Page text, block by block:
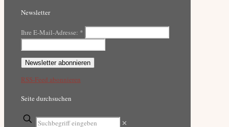
Newsletter
Ihre E-Mail-Adresse: *
RSS-Feed abonnieren
Seite durchsuchen
✕